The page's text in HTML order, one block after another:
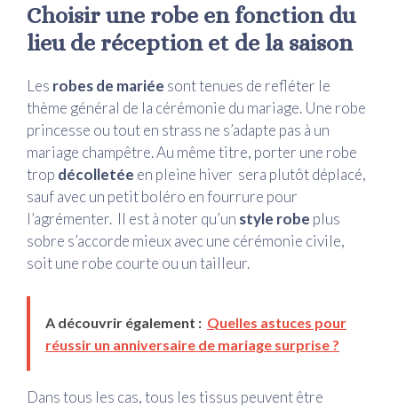
Choisir une robe en fonction du
lieu de réception et de la saison
Les robes de mariée sont tenues de refléter le
thème général de la cérémonie du mariage. Une robe
princesse ou tout en strass ne s’adapte pas à un
mariage champêtre. Au même titre, porter une robe
trop décolletée en pleine hiver sera plutôt déplacé,
sauf avec un petit boléro en fourrure pour
l’agrémenter. Il est à noter qu’un style robe plus
sobre s’accorde mieux avec une cérémonie civile,
soit une robe courte ou un tailleur.
A découvrir également : Quelles astuces pour
réussir un anniversaire de mariage surprise ?
Dans tous les cas, tous les tissus peuvent être